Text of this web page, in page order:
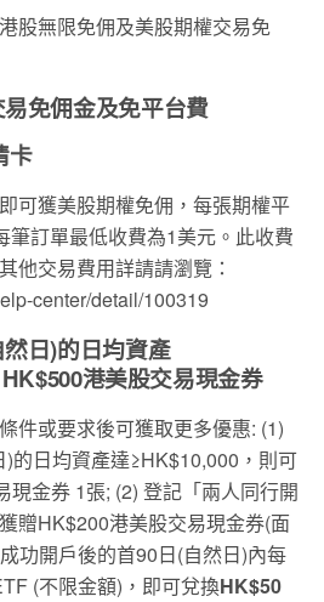
股無限免佣及美股期權交易免
免佣金及免平台費
卡
可獲美股期權免佣，每張期權平
筆訂單最低收費為1美元。此收費
他交易費用詳請請瀏覽：
center/detail/100319
日)的日均資產
港美股交易現金券
件或要求後可獲取更多優惠: (1)
的日均資產達≥HK$10,000，則可
現金券 1張; (2) 登記「兩人同行開
贈HK$200港美股交易現金券(面
功開戶後的首90日(自然日)內每
(不限金額)，即可兌換HK$50